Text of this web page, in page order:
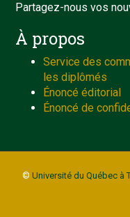
Partagez-nous vos
À propos
Service des
les diplômés
Énoncé éditorial
Énoncé de
© Université du Québec à